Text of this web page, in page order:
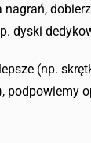
dyski
(np.
podpowiemy